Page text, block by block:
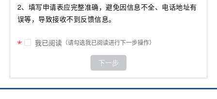
2、填写申请表应完整准确，避免因信息不全、电话地址有
误等，导致接收不到反馈信息。
我已阅读（请勾选我已阅读进行下一步操作）
下一步